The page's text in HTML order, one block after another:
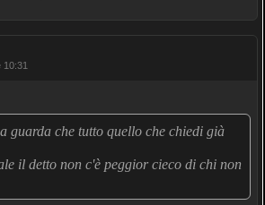
10:31
guarda che tutto quello che chiedi già
il detto non c'è peggior cieco di chi non